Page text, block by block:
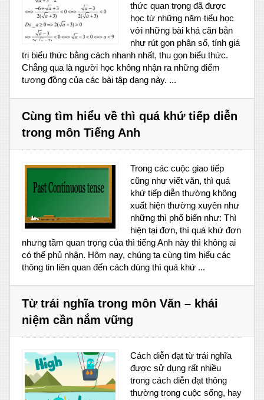
thức quan trọng đã được
học từ những năm tiểu học
với những bài khá căn bản
như rút gọn phân số, tính giá
trị biểu thức bằng cách nhanh nhất, thu gọn biểu thức.
Chẳng qua là người học không nhận ra những điểm
tương đồng của các bài tập dạng này. ...
Cùng tìm hiểu về thì quá khứ tiếp diễn
trong môn Tiếng Anh
Trong các cuộc giao tiếp
cũng như viết văn, thì quá
khứ tiếp diễn thường không
xuất hiện thường xuyên như
những thì phổ biến như: Thì
hiện tại đơn, thì quá khứ đơn
nhưng tầm quan trọng của thì tiếng Anh này thì không ai
có thể phủ nhận. Hôm nay, chúng ta cùng tìm hiểu các
thông tin liên quan đến cách dùng thì quá khứ ...
Từ trái nghĩa trong môn Văn – khái
niệm cần nắm vững
Cách diễn đạt từ trái nghĩa
được sử dụng rất nhiều
trong cách diễn đạt thông
thường trong cuộc sống, hay